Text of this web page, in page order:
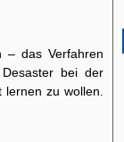
– das Verfahren
bei der
zu wollen.